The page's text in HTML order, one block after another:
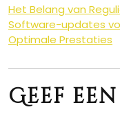
Het Belang van
Software-updates
Optimale Prestaties
Geef